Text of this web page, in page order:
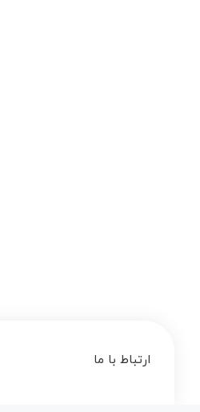
ارتباط با ما